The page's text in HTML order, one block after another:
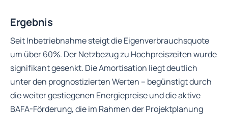
Ergebnis
Seit Inbetriebnahme steigt die Eigenverbrauchsquote
um über 60%. Der Netzbezug zu Hochpreiszeiten wurde
signifikant gesenkt. Die Amortisation liegt deutlich
unter den prognostizierten Werten – begünstigt durch
die weiter gestiegenen Energiepreise und die aktive
BAFA-Förderung, die im Rahmen der Projektplanung